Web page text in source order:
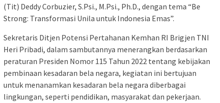
(Tit) Deddy Corbuzier, S.Psi., M.Psi., Ph.D., dengan tema “Be
Strong: Transformasi Unila untuk Indonesia Emas”.
Sekretaris Ditjen Potensi Pertahanan Kemhan RI Brigjen TNI
Heri Pribadi, dalam sambutannya menerangkan berdasarkan
peraturan Presiden Nomor 115 Tahun 2022 tentang kebijakan
pembinaan kesadaran bela negara, kegiatan ini bertujuan
untuk menanamkan kesadaran bela negara diberbagai
lingkungan, seperti pendidikan, masyarakat dan pekerjaan.